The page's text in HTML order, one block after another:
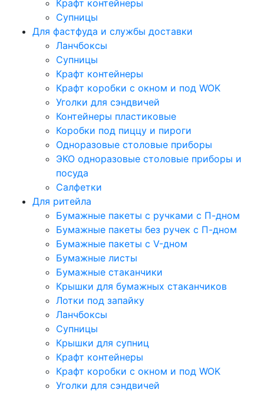
Крафт контейнеры
Супницы
Для фастфуда и службы доставки
Ланчбоксы
Супницы
Крафт контейнеры
Крафт коробки с окном и под WOK
Уголки для сэндвичей
Контейнеры пластиковые
Коробки под пиццу и пироги
Одноразовые столовые приборы
ЭКО одноразовые столовые приборы и
посуда
Салфетки
Для ритейла
Бумажные пакеты с ручками с П-дном
Бумажные пакеты без ручек с П-дном
Бумажные пакеты с V-дном
Бумажные листы
Бумажные стаканчики
Крышки для бумажных стаканчиков
Лотки под запайку
Ланчбоксы
Супницы
Крышки для супниц
Крафт контейнеры
Крафт коробки с окном и под WOK
Уголки для сэндвичей